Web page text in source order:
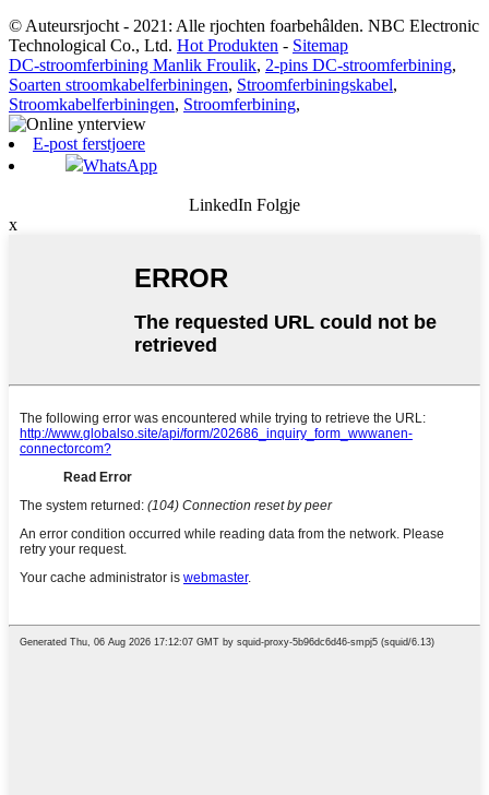
© Auteursrjocht - 2021: Alle rjochten foarbehâlden. NBC Electronic
Technological Co., Ltd. Hot Produkten - Sitemap
DC-stroomferbining Manlik Froulik, 2-pins DC-stroomferbining,
Soarten stroomkabelferbiningen, Stroomferbiningskabel,
Stroomkabelferbiningen, Stroomferbining,
E-post ferstjoere
WhatsApp
LinkedIn Folgje
x